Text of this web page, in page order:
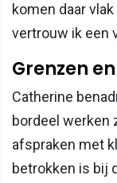
komen daar
vertrouw ik een
Grenzen
Catherine
bordeel werken
afspraken met
betrokken is bij